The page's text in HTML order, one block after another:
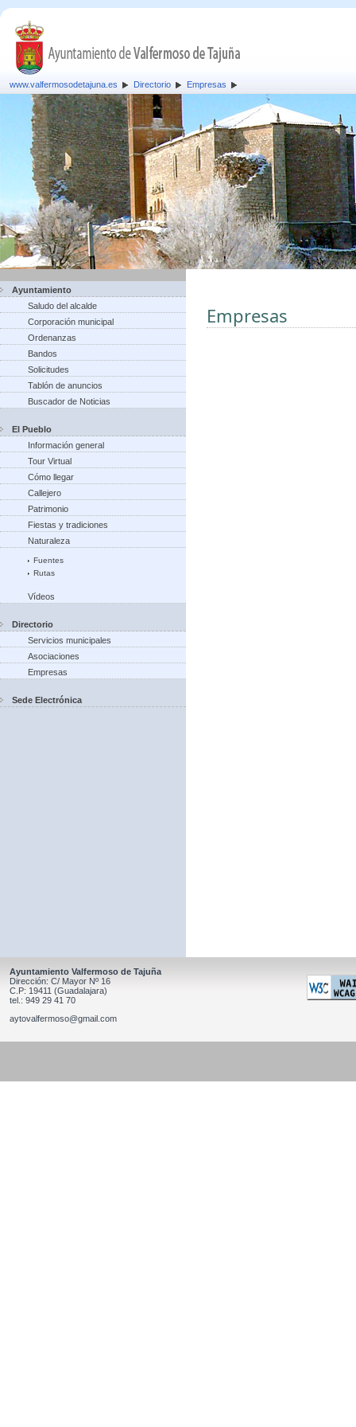
www.valfermosodetajuna.es Directorio Empresas
Ayuntamiento
Saludo del alcalde
Corporación municipal
Ordenanzas
Bandos
Solicitudes
Tablón de anuncios
Buscador de Noticias
El Pueblo
Información general
Tour Virtual
Cómo llegar
Callejero
Patrimonio
Fiestas y tradiciones
Naturaleza
Fuentes
Rutas
Vídeos
Directorio
Servicios municipales
Asociaciones
Empresas
Sede Electrónica
Empresas
Ayuntamiento Valfermoso de Tajuña
Dirección: C/ Mayor Nº 16
C.P: 19411 (Guadalajara)
tel.: 949 29 41 70
aytovalfermoso@gmail.com